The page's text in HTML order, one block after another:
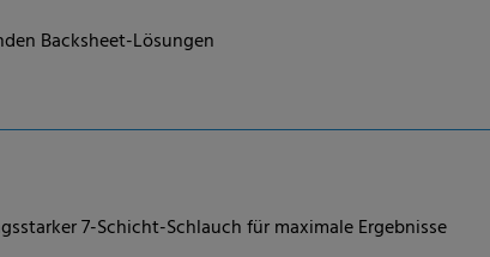
Backsheet-Lösungen
7-Schicht-Schlauch für maximale Ergebnisse